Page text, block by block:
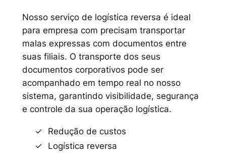
Nosso serviço de logística reversa é ideal
para empresa com precisam transportar
malas expressas com documentos entre
suas filiais. O transporte dos seus
documentos corporativos pode ser
acompanhado em tempo real no nosso
sistema, garantindo visibilidade, segurança
e controle da sua operação logística.
Redução de custos
Logística reversa